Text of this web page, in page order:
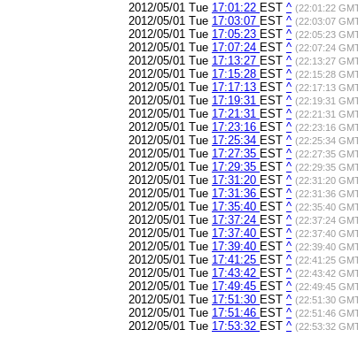
2012/05/01 Tue 17:01:22 EST ^ (22:01:22
2012/05/01 Tue 17:03:07 EST ^ (22:03:07
2012/05/01 Tue 17:05:23 EST ^ (22:05:23
2012/05/01 Tue 17:07:24 EST ^ (22:07:24
2012/05/01 Tue 17:13:27 EST ^ (22:13:27
2012/05/01 Tue 17:15:28 EST ^ (22:15:28
2012/05/01 Tue 17:17:13 EST ^ (22:17:13
2012/05/01 Tue 17:19:31 EST ^ (22:19:31
2012/05/01 Tue 17:21:31 EST ^ (22:21:31
2012/05/01 Tue 17:23:16 EST ^ (22:23:16
2012/05/01 Tue 17:25:34 EST ^ (22:25:34
2012/05/01 Tue 17:27:35 EST ^ (22:27:35
2012/05/01 Tue 17:29:35 EST ^ (22:29:35
2012/05/01 Tue 17:31:20 EST ^ (22:31:20
2012/05/01 Tue 17:31:36 EST ^ (22:31:36
2012/05/01 Tue 17:35:40 EST ^ (22:35:40
2012/05/01 Tue 17:37:24 EST ^ (22:37:24
2012/05/01 Tue 17:37:40 EST ^ (22:37:40
2012/05/01 Tue 17:39:40 EST ^ (22:39:40
2012/05/01 Tue 17:41:25 EST ^ (22:41:25
2012/05/01 Tue 17:43:42 EST ^ (22:43:42
2012/05/01 Tue 17:49:45 EST ^ (22:49:45
2012/05/01 Tue 17:51:30 EST ^ (22:51:30
2012/05/01 Tue 17:51:46 EST ^ (22:51:46
2012/05/01 Tue 17:53:32 EST ^ (22:53:32